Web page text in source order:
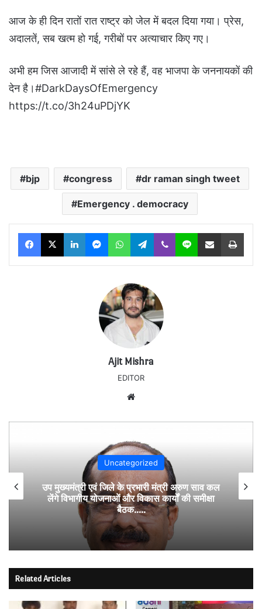
आज के ही दिन रातों रात राष्ट्र को जेल में बदल दिया गया। प्रेस,
अदालतें, सब खत्म हो गई, गरीबों पर अत्याचार किए गए।
अभी हम जिस आजादी में सांसे ले रहे हैं, वह भाजपा के जननायकों की
देन है।#DarkDaysOfEmergency
https://t.co/3h24uPDjYK
bjp congress dr raman singh tweet
Emergency . democracy
Facebook
X LinkedInMessengerWhatsAppTelegram
Viber Line Share via Email Print
Ajit Mishra
EDITOR
Uncategorized
उप मुख्यमंत्री एवं जिले के प्रभारी मंत्री अरुण साव कल
लेंगे विभागीय योजनाओं और विकास कार्यों की समीक्षा
बैठक…..
Related Articles